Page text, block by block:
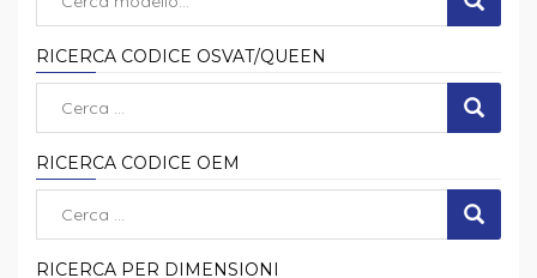
RICERCA CODICE OSVAT/QUEEN
RICERCA CODICE OEM
RICERCA PER DIMENSIONI